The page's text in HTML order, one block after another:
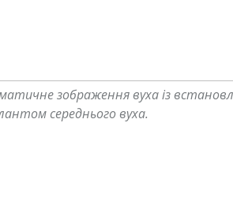
зображення вуха із
середнього вуха.